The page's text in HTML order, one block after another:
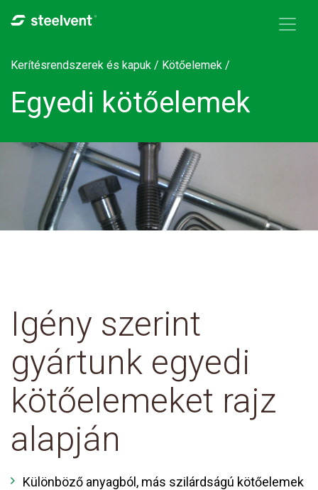
Kerítésrendszerek és kapuk / Kötőelemek /
Egyedi kötőelemek
Igény szerint
gyártunk egyedi
kötőelemeket rajz
alapján
Különböző anyagból, más szilárdságú kötőelemek